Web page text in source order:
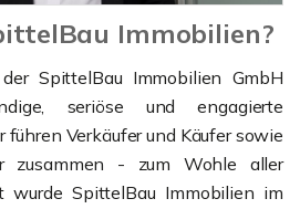
Immobilien?
SpittelBau Immobilien GmbH
seriöse und engagierte
Verkäufer und Käufer sowie
zusammen - zum Wohle aller
wurde SpittelBau Immobilien im